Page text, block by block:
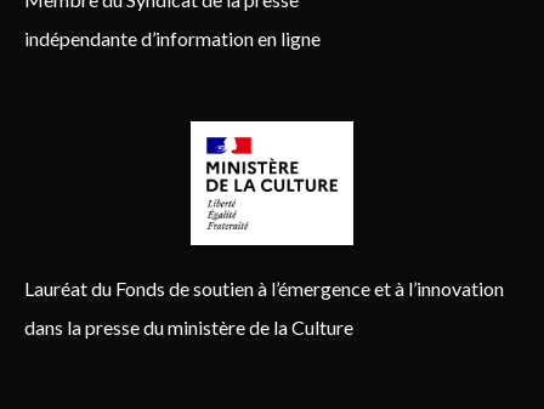
indépendante d’information en ligne
Lauréat du Fonds de soutien à l’émergence et à l’innovation
dans la presse du ministère de la Culture